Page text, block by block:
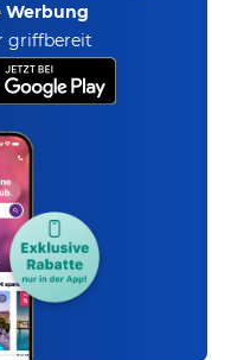
Werbung
griffbereit